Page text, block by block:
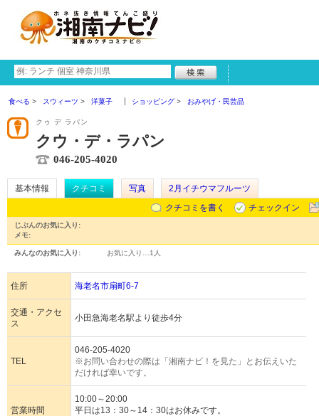
食べる スウィーツ 洋菓子 ショッピング おみやげ・民芸品
クゥ デ ラパン
クウ・デ・ラパン
046-205-4020
基本情報 クチコミ 写真
2月イチウマフルーツ
クチコミを書く
チェックイン
じぶんのお気に入り:
メモ:
みんなのお気に入り: お気に入り… 1人
住所 海老名市扇町6-7
交通・アクセ
ス
小田急海老名駅より徒歩4分
TEL
046-205-4020
※お問い合わせの際は「湘南ナビ！を見た」とお伝えいた
だければ幸いです。
営業時間
10:00～20:00
平日は13：30～14：30はお休みです。